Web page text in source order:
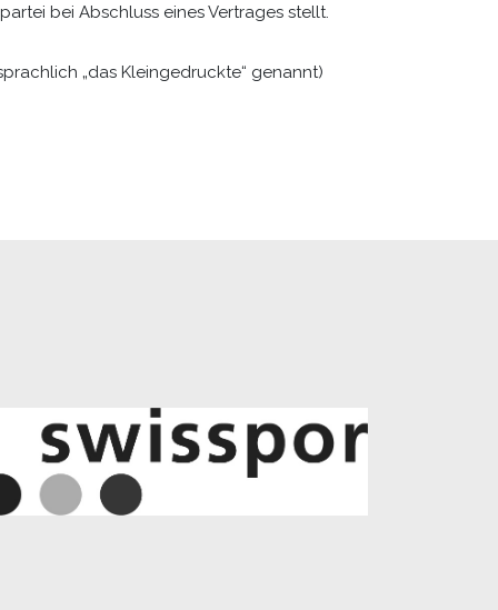
bei Abschluss eines Vertrages stellt.
„das Kleingedruckte“ genannt)